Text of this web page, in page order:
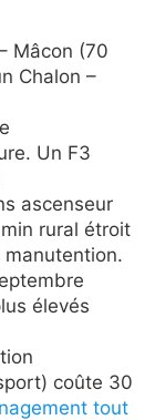
Mâcon (70
Chalon –
Un F3
ascenseur
rural étroit
élevés
coûte 30
tout